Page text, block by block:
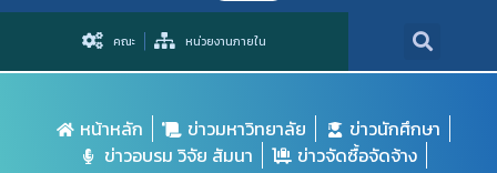
คณะ หน่วยงานภายใน
หน้าหลัก ข่าวมหาวิทยาลัย
ข่าวนักศึกษา
ข่าวอบรม วิจัย สัมนา
ข่าวจัดซื้อจัดจ้าง